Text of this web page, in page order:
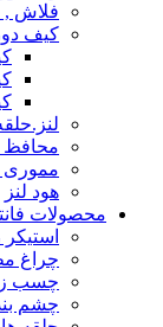
فلاش ,
کیف
محافظ
مموری
هود لنز
محصولات
چراغ
چسب
چشم